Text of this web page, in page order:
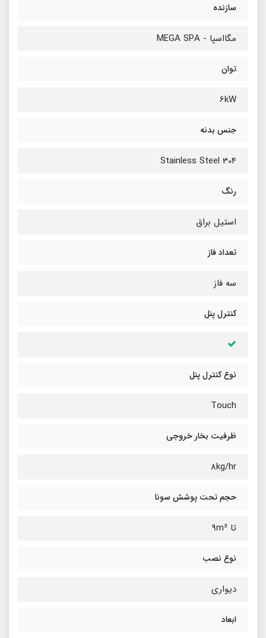
سازنده
مگااسپا - MEGA SPA
توان
6kW
جنس بدنه
Stainless Steel 304
رنگ
استیل براق
تعداد فاز
سه فاز
کنترل پنل
نوع کنترل پنل
Touch
ظرفیت بخار خروجی
8kg/hr
حجم تحت پوشش سونا
تا 9m³
نوع نصب
دیواری
ابعاد